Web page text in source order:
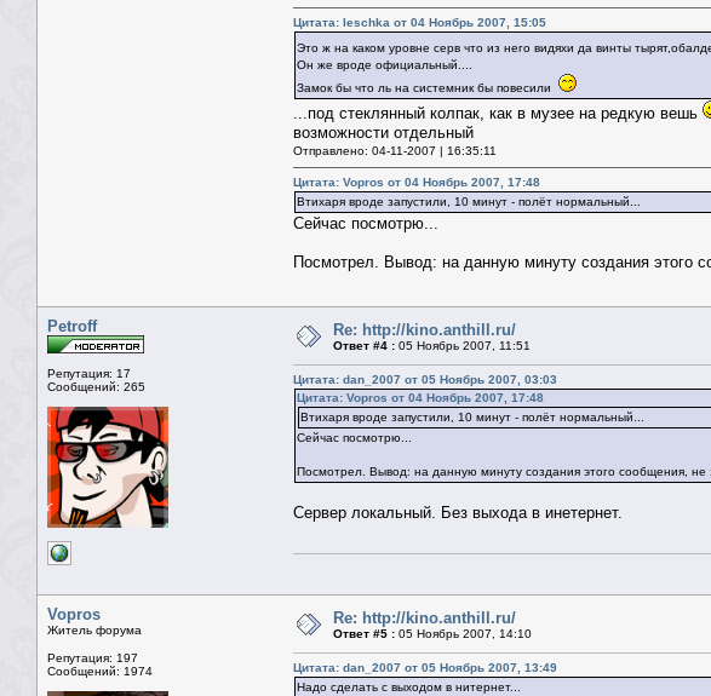
Цитата: leschka от 04 Ноябрь 2007, 15:05
Это ж на каком уровне серв что из него видяхи да винты
Он же вроде официальный....
Замок бы что ль на системник бы повесили
...под стеклянный колпак, как в музее на редкую вешь
возможности отдельный
Отправлено: 04-11-2007 | 16:35:11
Цитата: Vopros от 04 Ноябрь 2007, 17:48
Втихаря вроде запустили, 10 минут - полёт нормальный...
Сейчас посмотрю...
Посмотрел. Вывод: на данную минуту создания этого
Petroff
Репутация: 17
Сообщений: 265
Re: http://kino.anthill.ru/
Ответ #4 : 05 Ноябрь 2007, 11:51
Цитата: dan_2007 от 05 Ноябрь 2007, 03:03
Цитата: Vopros от 04 Ноябрь 2007, 17:48
Втихаря вроде запустили, 10 минут - полёт нормальный...
Сейчас посмотрю...
Посмотрел. Вывод: на данную минуту создания этого сообщения,
Сервер локальный. Без выхода в инетернет.
Vopros
Житель форума
Репутация: 197
Сообщений: 1974
Re: http://kino.anthill.ru/
Ответ #5 : 05 Ноябрь 2007, 14:10
Цитата: dan_2007 от 05 Ноябрь 2007, 13:49
Надо сделать с выходом в нитернет...